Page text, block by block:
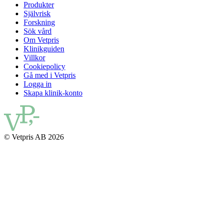
Produkter
Självrisk
Forskning
Sök vård
Om Vetpris
Klinikguiden
Villkor
Cookiepolicy
Gå med i Vetpris
Logga in
Skapa klinik-konto
© Vetpris AB 2026